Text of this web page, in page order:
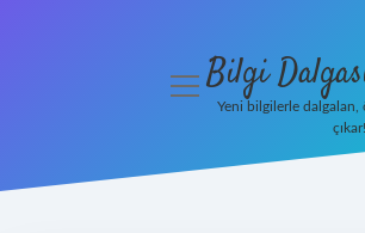
menüyü
Bilgi
Yeni bilgilerle
çıkar!